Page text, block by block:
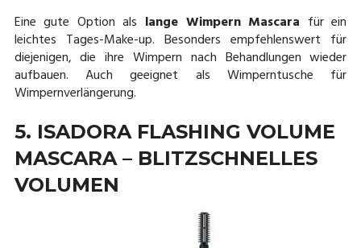
Eine gute Option als lange Wimpern Mascara für ein
leichtes Tages-Make-up. Besonders empfehlenswert für
diejenigen, die ihre Wimpern nach Behandlungen wieder
aufbauen. Auch geeignet als Wimperntusche für
Wimpernverlängerung.
5. ISADORA FLASHING VOLUME
MASCARA – BLITZSCHNELLES
VOLUMEN